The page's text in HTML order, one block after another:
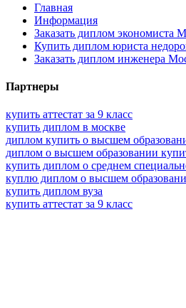
Главная
Информация
Заказать диплом экономиста
Купить диплом юриста
Заказать диплом инженера
Партнеры
купить аттестат за 9 класс
купить диплом в москве
диплом купить о высшем
диплом о высшем образовании
купить диплом о среднем
куплю диплом о высшем
купить диплом вуза
купить аттестат за 9 класс